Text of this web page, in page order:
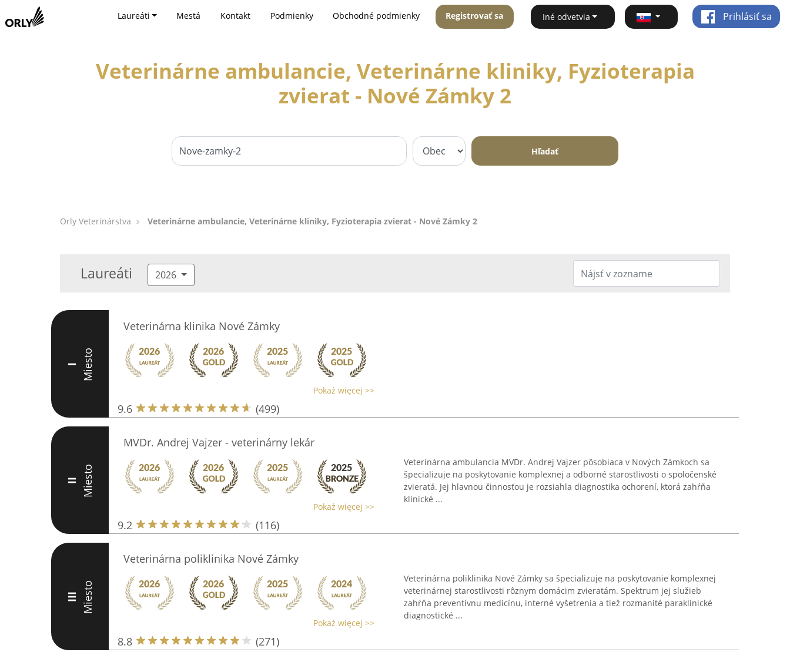
Laureáti Mestá Kontakt Podmienky Obchodné podmienky Registrovať sa Iné odvetvia Prihlásiť sa
Veterinárne ambulancie, Veterinárne kliniky, Fyzioterapia
zvierat - Nové Zámky 2
Hľadať
Orly Veterinárstva Veterinárne ambulancie, Veterinárne kliniky, Fyzioterapia zvierat - Nové Zámky 2
Laureáti 2026
I Miesto
Veterinárna klinika Nové Zámky
Pokaż więcej >>
9.6 (499)
II Miesto
MVDr. Andrej Vajzer - veterinárny lekár
Pokaż więcej >>
9.2 (116)
Veterinárna ambulancia MVDr. Andrej Vajzer pôsobiaca v Nových Zámkoch sa
špecializuje na poskytovanie komplexnej a odborné starostlivosti o spoločenské
zvieratá. Jej hlavnou činnosťou je rozsiahla diagnostika ochorení, ktorá zahŕňa
klinické ...
III Miesto
Veterinárna poliklinika Nové Zámky
Pokaż więcej >>
8.8 (271)
Veterinárna poliklinika Nové Zámky sa špecializuje na poskytovanie komplexnej
veterinárnej starostlivosti rôznym domácim zvieratám. Spektrum jej služieb
zahŕňa preventívnu medicínu, interné vyšetrenia a tiež rozmanité paraklinické
diagnostické ...